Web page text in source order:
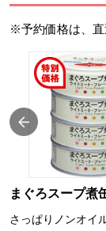
※予約価格は、直
まぐろスープ煮
さっぱりノンオイ